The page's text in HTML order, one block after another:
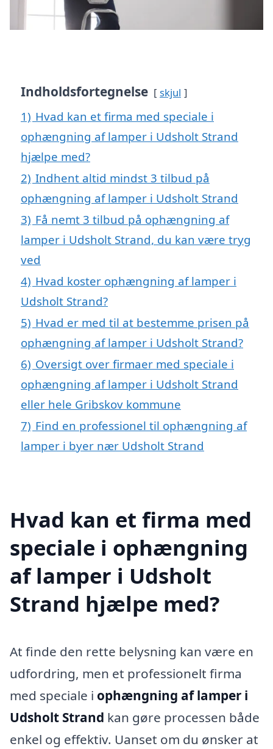
Indholdsfortegnelse skjul
1) Hvad kan et firma med speciale i
ophængning af lamper i Udsholt Strand
hjælpe med?
2) Indhent altid mindst 3 tilbud på
ophængning af lamper i Udsholt Strand
3) Få nemt 3 tilbud på ophængning af
lamper i Udsholt Strand, du kan være tryg
ved
4) Hvad koster ophængning af lamper i
Udsholt Strand?
5) Hvad er med til at bestemme prisen på
ophængning af lamper i Udsholt Strand?
6) Oversigt over firmaer med speciale i
ophængning af lamper i Udsholt Strand
eller hele Gribskov kommune
7) Find en professionel til ophængning af
lamper i byer nær Udsholt Strand
Hvad kan et firma med
speciale i ophængning
af lamper i Udsholt
Strand hjælpe med?
At finde den rette belysning kan være en
udfordring, men et professionelt firma
med speciale i ophængning af lamper i
Udsholt Strand kan gøre processen både
enkel og effektiv. Uanset om du ønsker at